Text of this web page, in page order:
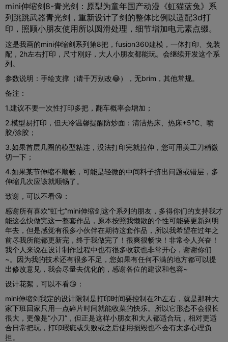
mini伸缩剑8-青光剑：原型为童年国产动漫《虹猫蓝兔》系
列跳跳武器青光剑，重新设计了剑的整体比例以适配3d打
印，照顾小朋友使用所以圆滑处理，细节增加电元素点缀。
这是我画的mini伸缩剑系列第8把，fusion360建模，一体打印、免装
配，2h左右打印，尺寸刚好，大人小朋友都能玩。会继续开发这个系
列。
参数说明：手绘支撑（请千万别改😂），无brim，其他常规。
备注：
1.建议不要一次性打印多把，翻车概率会增加；
2.模型易打印，但天冷温馨提醒防炒面：清洁热床、热床+5℃、喷
胶/涂胶；
3.如果首层几圈的模型粘连，没法打印完就拉伸，您可用美工刀稍微
切一下；
4.如果某节伸缩不顺畅，可能是轻微的中间料子挤出问题或错层，多
伸缩几次应该就顺畅了。
致谢，可以不看😘：
感谢所有喜欢“虹七”mini伸缩剑这个系列的朋友，多得你们的支持我才
能这么快做完这一整套作品，原本按照我懒散的个性可能要更新到明
年去，但是感觉有很多小伙伴在期待这套作品，所以我希望在过年之
前尽我所能都更新完，终于我做完了！很爽很畅快！非常令人兴奋！
我个人来说在设计制作过程中也有很多收获也非常开心，谢谢你们
~。因为我的技术还有很多不足，您如果有任何不满的地方都可以提
出修改意见，我会尽量去优化的，感谢各位的建议和包容~
设计花絮，可以不看😘：
mini伸缩剑我定的设计限制是打印时间要控制在2h左右，就是那种大
家下班回家只用一点碎片时间就能收菜的快乐。所以它形态不会很长
很大，更像是“小刀”，但正是这样小朋友和大人都适合玩，相对更适
合日常把玩，打印瑕疵或失败或之后使用损毁也不会有太多心理负
担。